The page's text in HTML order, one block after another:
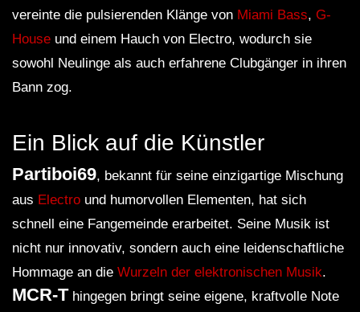
vereinte die pulsierenden Klänge von Miami Bass, G-
House und einem Hauch von Electro, wodurch sie
sowohl Neulinge als auch erfahrene Clubgänger in ihren
Bann zog.
Ein Blick auf die Künstler
Partiboi69, bekannt für seine einzigartige Mischung
aus Electro und humorvollen Elementen, hat sich
schnell eine Fangemeinde erarbeitet. Seine Musik ist
nicht nur innovativ, sondern auch eine leidenschaftliche
Hommage an die Wurzeln der elektronischen Musik.
MCR-T hingegen bringt seine eigene, kraftvolle Note